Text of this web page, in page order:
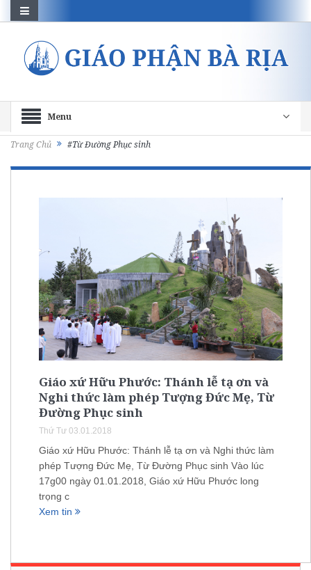
Menu
Trang Chủ #Từ Đường Phục sinh
Giáo xứ Hữu Phước: Thánh lễ tạ ơn và
Nghi thức làm phép Tượng Đức Mẹ, Từ
Đường Phục sinh
Thứ Tư 03.01.2018
Giáo xứ Hữu Phước: Thánh lễ tạ ơn và Nghi thức làm
phép Tượng Đức Mẹ, Từ Đường Phục sinh Vào lúc
17g00 ngày 01.01.2018, Giáo xứ Hữu Phước long
trọng c
Xem tin